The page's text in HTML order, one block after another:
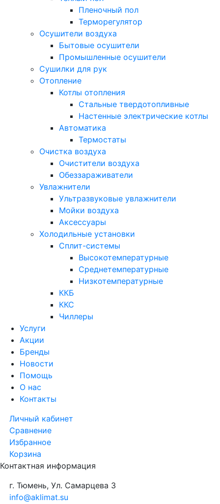
Пленочный пол
Терморегулятор
Осушители воздуха
Бытовые осушители
Промышленные осушители
Сушилки для рук
Отопление
Котлы отопления
Стальные твердотопливные
Настенные электрические котлы
Автоматика
Термостаты
Очистка воздуха
Очистители воздуха
Обеззараживатели
Увлажнители
Ультразвуковые увлажнители
Мойки воздуха
Аксессуары
Холодильные установки
Сплит-системы
Высокотемпературные
Среднетемпературные
Низкотемпературные
ККБ
ККС
Чиллеры
Услуги
Акции
Бренды
Новости
Помощь
О нас
Контакты
Личный кабинет
Сравнение
Избранное
Корзина
Контактная информация
г. Тюмень, Ул. Самарцева 3
info@aklimat.su